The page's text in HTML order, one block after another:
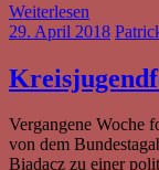
Weiterlesen
29. April 2018
Vergangene Woche
von dem
Biadacz zu einer